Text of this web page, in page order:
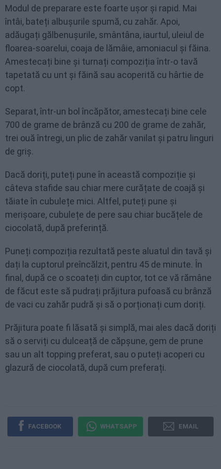
Modul de preparare este foarte ușor și rapid. Mai
întâi, bateți albușurile spumă, cu zahăr. Apoi,
adăugați gălbenușurile, smântâna, iaurtul, uleiul de
floarea-soarelui, coaja de lămâie, amoniacul și făina.
Amestecați bine și turnați compoziția într-o tavă
tapetată cu unt și făină sau acoperită cu hârtie de
copt.
Separat, într-un bol încăpător, amestecați bine cele
700 de grame de brânză cu 200 de grame de zahăr,
trei ouă întregi, un plic de zahăr vanilat și patru linguri
de griș.
Dacă doriți, puteți pune în această compoziție și
câteva stafide sau chiar mere curățate de coajă și
tăiate în cubulețe mici. Altfel, puteți pune și
merișoare, cubulețe de pere sau chiar bucățele de
ciocolată, după preferință.
Puneți compoziția rezultată peste aluatul din tavă și
dați la cuptorul preîncălzit, pentru 45 de minute. În
final, după ce o scoateți din cuptor, tot ce vă rămâne
de făcut este să pudrați prăjitura pufoasă cu brânză
de vaci cu zahăr pudră și să o porționați cum doriți.
Prăjitura poate fi lăsată și simplă, mai ales dacă doriți
să o serviți cu dulceață de căpșune, gem de prune
sau un alt topping preferat, sau o puteți acoperi cu
glazură de ciocolată, după cum preferați.
FACEBOOK WHATSAPP EMAIL